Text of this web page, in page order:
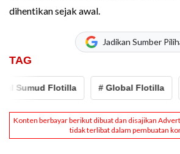
dihentikan sejak awal.
Jadikan Sumber
TAG
Flotilla # Global Flotilla #